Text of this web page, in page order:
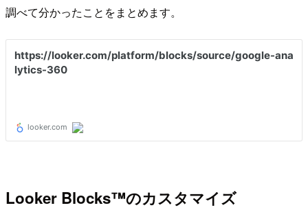
調べて分かったことをまとめます。
Looker Blocks™のカスタマイズ